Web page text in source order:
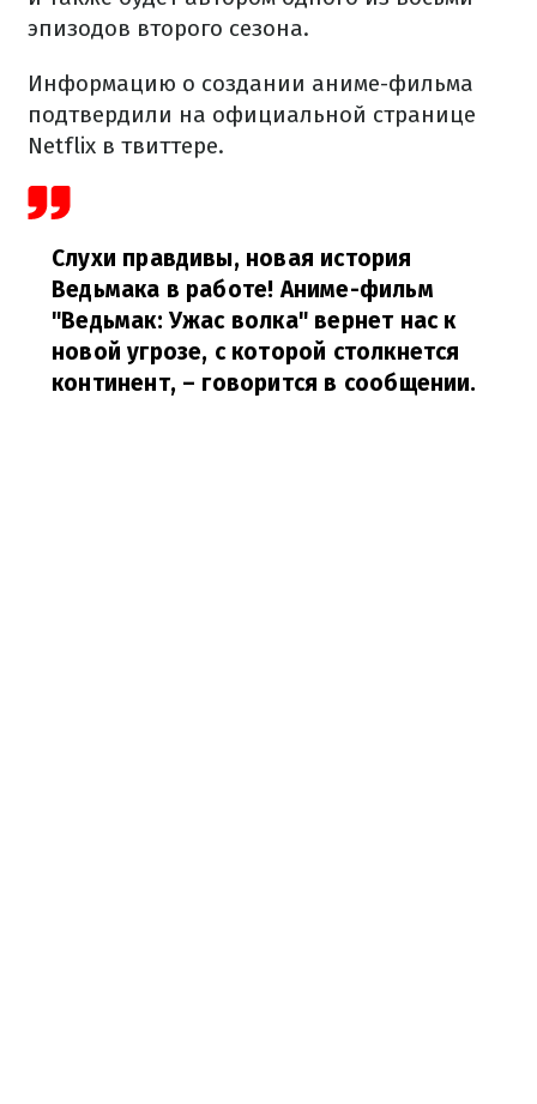
эпизодов второго сезона.
Информацию о создании аниме-фильма
подтвердили на официальной странице
Netflix в твиттере.
Слухи правдивы, новая история
Ведьмака в работе! Аниме-фильм
"Ведьмак: Ужас волка" вернет нас к
новой угрозе, с которой столкнется
континент, – говорится в сообщении.